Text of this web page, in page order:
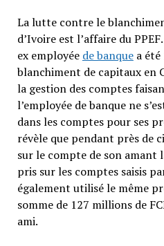
La lutte contre le
d’Ivoire est l’affaire du
ex employée de banquea été
blanchiment de capitaux en
la gestion des comptes
l’employée de banque ne
dans les comptes pour ses
révèle que pendant près de
sur le compte de son amant
pris sur les comptes saisis
également utilisé le même
somme de 127 millions de
ami.